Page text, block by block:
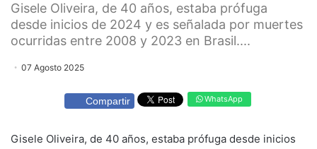
Gisele Oliveira, de 40 años, estaba prófuga
desde inicios de 2024 y es señalada por muertes
ocurridas entre 2008 y 2023 en Brasil....
07 Agosto 2025
Compartir WhatsApp
Gisele Oliveira, de 40 años, estaba prófuga desde inicios